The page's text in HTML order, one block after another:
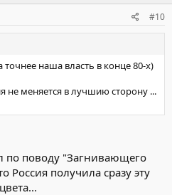
#10
наша власть в конце 80-х)
не меняется в лучшию сторону ...
по поводу "Загнивающего
Россия получила сразу эту